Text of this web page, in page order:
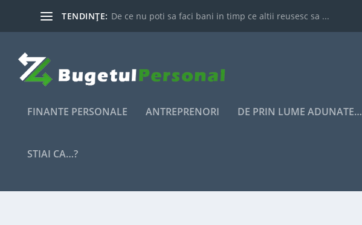
TENDINȚE: De ce nu poti sa faci bani in timp ce altii reusesc sa ...
FINANTE PERSONALE ANTREPRENORI DE PRIN LUME ADUNATE…
STIAI CA…?